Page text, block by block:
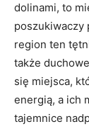
dolinami, to
poszukiwaczy
region‌ ten
także
się miejsca,⁣
energią, a ‌ich
tajemnice